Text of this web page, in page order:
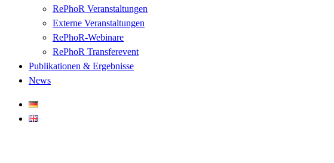
RePhoR Veranstaltungen
Externe Veranstaltungen
RePhoR-Webinare
RePhoR Transferevent
Publikationen & Ergebnisse
News